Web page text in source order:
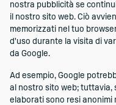
nostra pubblicità se
il nostro sito web. Ciò
memorizzati nel tuo
d'uso durante la visita di
da Google.
Ad esempio, Google
al nostro sito web; tuttavia,
elaborati sono resi anonimi